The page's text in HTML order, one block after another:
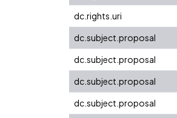
dc.rights.uri
dc.subject.proposal
dc.subject.proposal
dc.subject.proposal
dc.subject.proposal